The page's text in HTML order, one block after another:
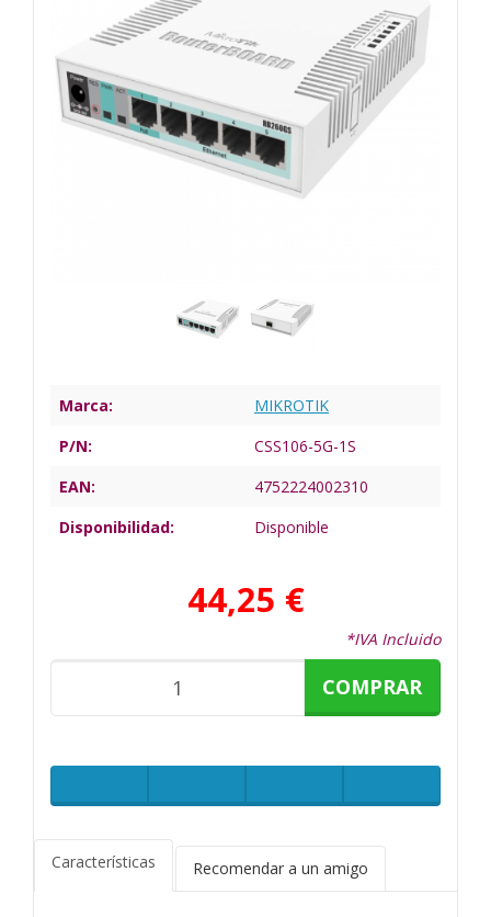
Marca:
MIKROTIK
P/N:
CSS106-5G-1S
EAN:
4752224002310
Disponibilidad:
Disponible
44,25 €
*IVA Incluido
COMPRAR
Características Recomendar a un amigo